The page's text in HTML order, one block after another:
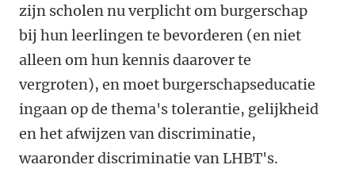
zijn scholen nu verplicht om burgerschap
bij hun leerlingen te bevorderen (en niet
alleen om hun kennis daarover te
vergroten), en moet burgerschapseducatie
ingaan op de thema's tolerantie, gelijkheid
en het afwijzen van discriminatie,
waaronder discriminatie van LHBT's.